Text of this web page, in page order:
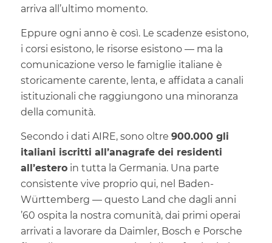
arriva all’ultimo momento.
Eppure ogni anno è così. Le scadenze esistono,
i corsi esistono, le risorse esistono — ma la
comunicazione verso le famiglie italiane è
storicamente carente, lenta, e affidata a canali
istituzionali che raggiungono una minoranza
della comunità.
Secondo i dati AIRE, sono oltre 900.000 gli
italiani iscritti all’anagrafe dei residenti
all’esteroin tutta la Germania. Una parte
consistente vive proprio qui, nel Baden-
Württemberg — questo Land che dagli anni
’60 ospita la nostra comunità, dai primi operai
arrivati a lavorare da Daimler, Bosch e Porsche